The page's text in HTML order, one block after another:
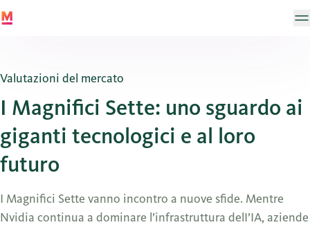
Valutazioni del mercato
I Magnifici Sette: uno sguardo ai
giganti tecnologici e al loro
futuro
I Magnifici Sette vanno incontro a nuove sfide. Mentre
Nvidia continua a dominare l’infrastruttura delI’IA, aziende